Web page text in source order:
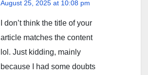
August 25, 2025 at 10:08 pm
I don’t think the title of your
article matches the content
lol. Just kidding, mainly
because I had some doubts